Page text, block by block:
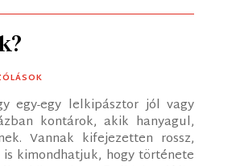
egy-egy lelkipásztor jól vagy
kontárok, akik hanyagul,
Vannak kifejezetten rossz,
kimondhatjuk, hogy története